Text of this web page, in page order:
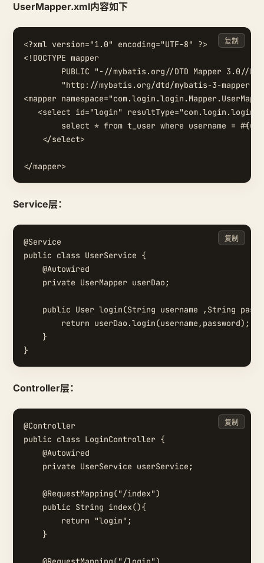
UserMapper.xml内容如下
<?xml version="1.0" encoding="UTF-8" ?>
<!DOCTYPE mapper
        PUBLIC "-//mybatis.org//DTD Mapper 3.0//EN"
"http://mybatis.org/dtd/mybatis-3-
<mapper
<select id="login"
select * from t_user where username =
    </select>
复制
Service层：
@Service
public class UserService {
    @Autowired
    private UserMapper userDao;
public User login(String username ,String
        return userDao.login(username,password);
    }
复制
Controller层：
@Controller
public class LoginController {
    @Autowired
    private UserService userService;
    @RequestMapping("/index")
    public String index(){
        return "login";
    }
复制